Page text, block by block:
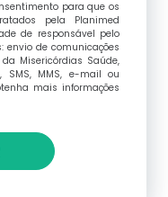
para que os
pela Planimed
de responsável pelo
envio de comunicações
Misericórdias Saúde,
SMS, MMS, e-mail ou
mais informações